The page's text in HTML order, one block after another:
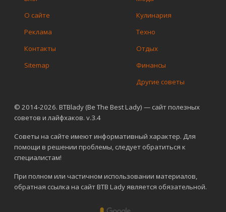
© 2014-2026. BTBlady (Be The Best Lady) — сайт полезных
советов и лайфхаков. v.3.4
Советы на сайте имеют информативный характер. Для
помощи в решении проблемы, следует обратиться к
специалистам!
При полном или частичном использовании материалов,
обратная ссылка на сайт BTB Lady является обязательной.
О сайте
Реклама
Контакты
Sitemap
Кулинария
Техно
Отдых
Финансы
Другие советы